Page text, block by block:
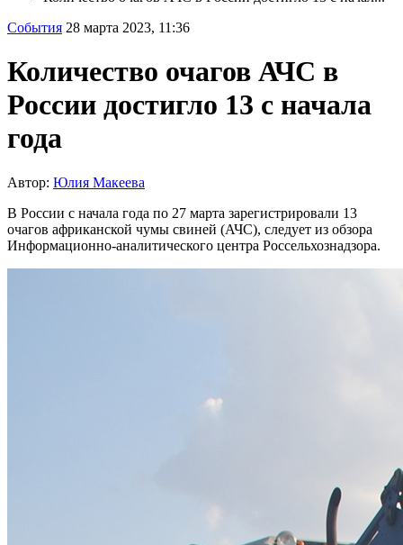
События 28 марта 2023, 11:36
Количество очагов АЧС в
России достигло 13 с начала
года
Автор: Юлия Макеева
В России с начала года по 27 марта зарегистрировали 13
очагов африканской чумы свиней (АЧС), следует из обзора
Информационно-аналитического центра Россельхознадзора.